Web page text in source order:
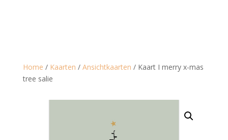
Home / Kaarten / Ansichtkaarten / Kaart I merry x-mas
tree salie